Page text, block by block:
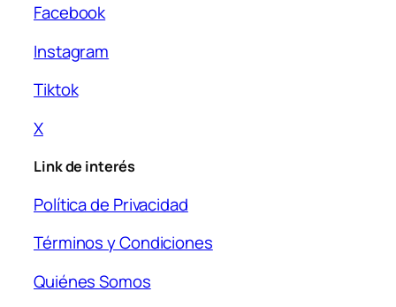
Facebook
Instagram
Tiktok
X
Link de interés
Política de Privacidad
Términos y Condiciones
Quiénes Somos